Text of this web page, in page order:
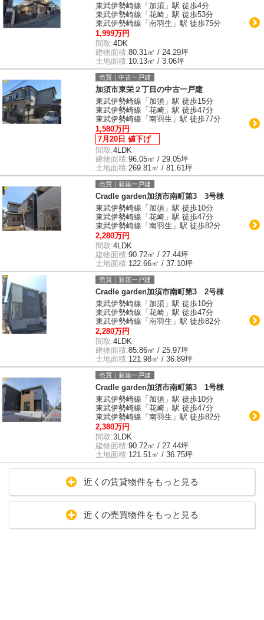
東武伊勢崎線「加須」駅 徒歩4分
東武伊勢崎線「花崎」駅 徒歩53分
東武伊勢崎線「南羽生」駅 徒歩75分
1,999万円
間取:4DK
建物面積:80.31㎡ / 24.29坪
土地面積:10.13㎡ / 3.06坪
売買｜中古一戸建
加須市東栄２丁目の中古一戸建
東武伊勢崎線「加須」駅 徒歩15分
東武伊勢崎線「花崎」駅 徒歩47分
東武伊勢崎線「南羽生」駅 徒歩77分
1,580万円
7月20日 値下げ
間取:4LDK
建物面積:96.05㎡ / 29.05坪
土地面積:269.81㎡ / 81.61坪
売買｜新築一戸建
Cradle garden加須市南町第3 3号棟
東武伊勢崎線「加須」駅 徒歩10分
東武伊勢崎線「花崎」駅 徒歩47分
東武伊勢崎線「南羽生」駅 徒歩82分
2,280万円
間取:4LDK
建物面積:90.72㎡ / 27.44坪
土地面積:122.66㎡ / 37.10坪
売買｜新築一戸建
Cradle garden加須市南町第3 2号棟
東武伊勢崎線「加須」駅 徒歩10分
東武伊勢崎線「花崎」駅 徒歩47分
東武伊勢崎線「南羽生」駅 徒歩82分
2,280万円
間取:4LDK
建物面積:85.86㎡ / 25.97坪
土地面積:121.98㎡ / 36.89坪
売買｜新築一戸建
Cradle garden加須市南町第3 1号棟
東武伊勢崎線「加須」駅 徒歩10分
東武伊勢崎線「花崎」駅 徒歩47分
東武伊勢崎線「南羽生」駅 徒歩82分
2,380万円
間取:3LDK
建物面積:90.72㎡ / 27.44坪
土地面積:121.51㎡ / 36.75坪
近くの賃貸物件をもっと見る
近くの売買物件をもっと見る